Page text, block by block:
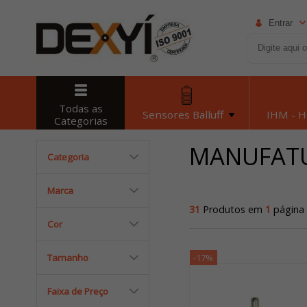
Entrar
Todas as
Categorias
Sensores Balluff IHM -
Categoria
Marca
Cor
Tamanho
Faixa de Preço
31 Produtos em 1 página
-17%